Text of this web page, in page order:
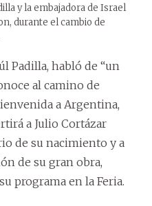
y la embajadora de Israel
durante el cambio de
Padilla, habló de “un
al camino de
a Argentina,
a Julio Cortázar
de su nacimiento y a
de su gran obra,
programa en la Feria.